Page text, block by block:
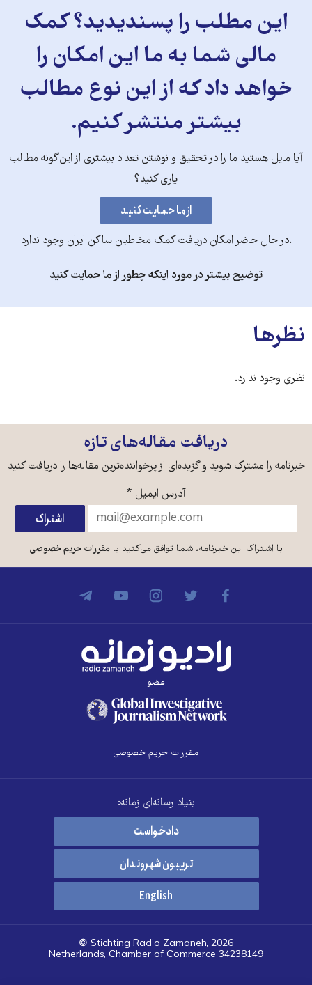
این مطلب را پسندیدید؟ کمک
مالی شما به ما این امکان را
خواهد داد که از این نوع مطالب
بیشتر منتشر کنیم.
آیا مایل هستید ما را در تحقیق و نوشتن تعداد بیشتری از این‌گونه مطالب
یاری کنید؟
.در حال حاضر امکان دریافت کمک مخاطبان ساکن ایران وجود ندارد
توضیح بیشتر در مورد اینکه چطور از ما حمایت کنید
نظرها
نظری وجود ندارد.
دریافت مقاله‌های تازه
خبرنامه را مشترک شوید و گزیده‌ای از پرخواننده‌ترین مقاله‌ها را دریافت کنید
آدرس ایمیل *
با اشتراک این خبرنامه، شما توافق می‌کنید بامقررات حریم خصوصی
عضو
مقررات حریم خصوصی
بنیاد رسانه‌ای زمانه:
دادخواست
تریبون شهروندان
English
© Stichting Radio Zamaneh, 2026
Netherlands, Chamber of Commerce 34238149